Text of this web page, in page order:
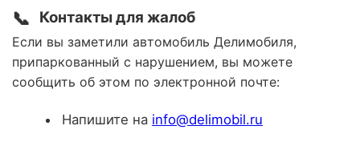
📞 Контакты для жалоб
Если вы заметили автомобиль Делимобиля,
припаркованный с нарушением, вы можете
сообщить об этом по электронной почте:
Напишите на info@delimobil.ru